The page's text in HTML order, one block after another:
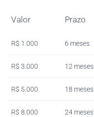
Valor Prazo
R$ 1.000 6 meses
R$ 3.000 12 meses
R$ 5.000 18 meses
R$ 8.000 24 meses